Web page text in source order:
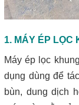
1. MÁY ÉP LỌC
Máy ép lọc
dụng dùng để
bùn, dung dịch